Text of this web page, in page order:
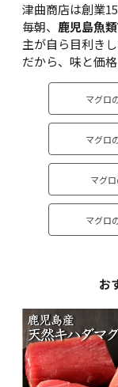
津曲商店は創業
毎朝、鹿児島魚
主が自ら目利き
だから、味と価
マグロ
マグロ
マグ
マグロ
お